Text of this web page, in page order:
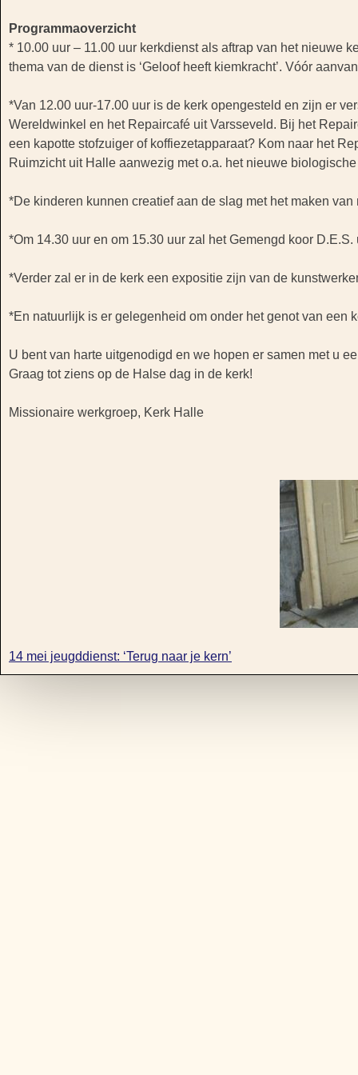
Programmaoverzicht
* 10.00 uur – 11.00 uur kerkdienst als aftrap van het nieuwe
thema van de dienst is ‘Geloof heeft kiemkracht’. Vóór
*Van 12.00 uur-17.00 uur is de kerk opengesteld en zijn er
Wereldwinkel en het Repaircafé uit Varsseveld. Bij het
een kapotte stofzuiger of koffiezetapparaat? Kom naar het
Ruimzicht uit Halle aanwezig met o.a. het nieuwe
*De kinderen kunnen creatief aan de slag met het maken van
*Om 14.30 uur en om 15.30 uur zal het Gemengd koor
*Verder zal er in de kerk een expositie zijn van de
*En natuurlijk is er gelegenheid om onder het genot van een
U bent van harte uitgenodigd en we hopen er samen met u
Graag tot ziens op de Halse dag in de kerk!
Missionaire werkgroep, Kerk Halle
14 mei jeugddienst: ‘Terug naar je kern’